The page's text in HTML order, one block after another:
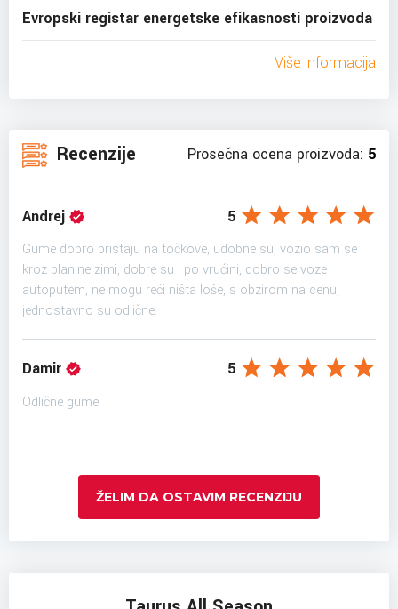
Evropski registar energetske efikasnosti proizvoda
Više informacija
Recenzije Prosečna ocena proizvoda: 5
Andrej 5
Gume dobro pristaju na točkove, udobne su, vozio sam se
kroz planine zimi, dobre su i po vrućini, dobro se voze
autoputem, ne mogu reći ništa loše, s obzirom na cenu,
jednostavno su odlične.
Damir 5
Odlične gume
ŽELIM DA OSTAVIM RECENZIJU